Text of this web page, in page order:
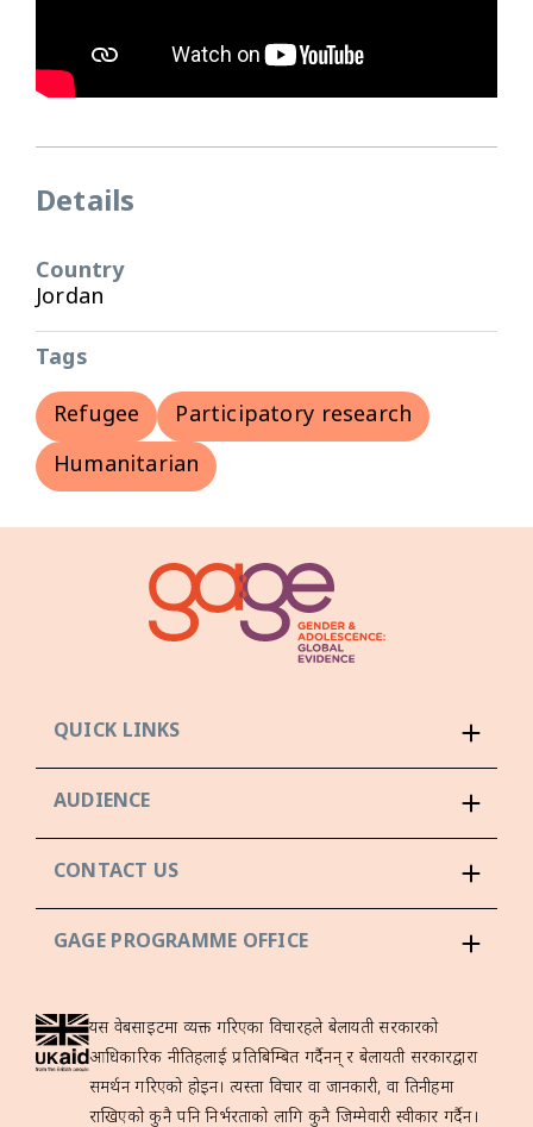
Details
Country
Jordan
Tags
Refugee
Participatory research
Humanitarian
QUICK LINKS
AUDIENCE
CONTACT US
GAGE PROGRAMME OFFICE
यस वेबसाइटमा व्यक्त गरिएका विचारहरूले बेलायती सरकारको
आधिकारिक नीतिहरूलाई प्रतिबिम्बित गर्दैनन् र बेलायती सरकारद्वारा
समर्थन गरिएको होइन। त्यस्ता विचार वा जानकारी, वा तिनीहरूमा
राखिएको कुनै पनि निर्भरताको लागि कुनै जिम्मेवारी स्वीकार गर्दैन।